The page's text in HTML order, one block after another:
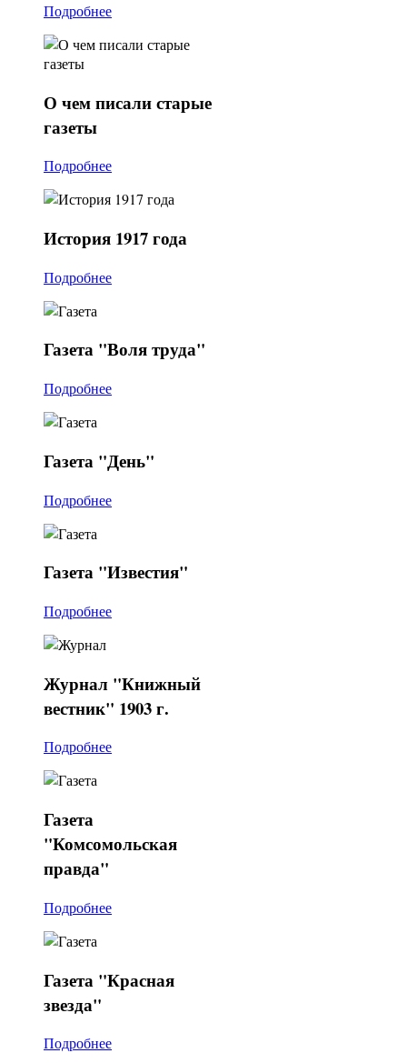
Подробнее
О чем писали старые
газеты
Подробнее
История 1917 года
Подробнее
Газета "Воля труда"
Подробнее
Газета "День"
Подробнее
Газета "Известия"
Подробнее
Журнал "Книжный
вестник" 1903 г.
Подробнее
Газета
"Комсомольская
правда"
Подробнее
Газета "Красная
звезда"
Подробнее